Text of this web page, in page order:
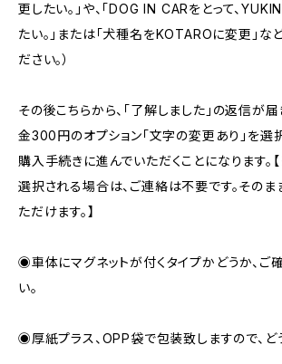
更したい。」や、「DOG IN CARをとって、
たい。」または「犬種名をKOTAROに変更」な
ださい。）
その後こちらから、「了解しました」の返信が
金300円のオプション「文字の変更あり」を選
購入手続きに進んでいただくことになります
選択される場合は、ご連絡は不要です。そのま
ただけます。】
◉車体にマグネットが付くタイプかどうか、ご
い。
◉厚紙プラス、OPP袋で包装致しますので、ど